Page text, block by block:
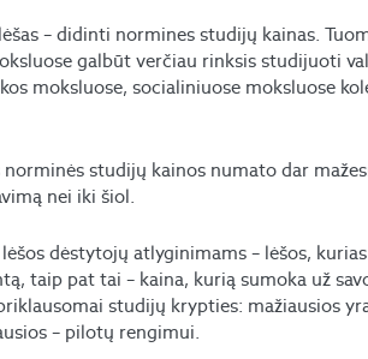
– didinti normines studijų kainas.
galbūt verčiau rinksis studijuoti
moksluose, socialiniuose moksluose
studijų kainos numato dar
nei iki šiol.
dėstytojų atlyginimams – lėšos,
taip pat tai – kaina, kurią sumoka už
studijų krypties: mažiausios
– pilotų rengimui.